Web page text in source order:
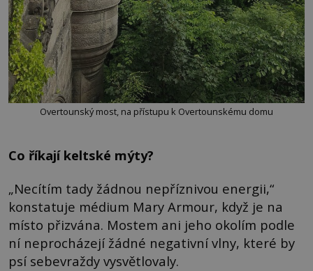
Overtounský most, na přístupu k Overtounskému domu
Co říkají keltské mýty?
„Necítím tady žádnou nepříznivou energii,“
konstatuje médium Mary Armour, když je na
místo přizvána. Mostem ani jeho okolím podle
ní neprocházejí žádné negativní vlny, které by
psí sebevraždy vysvětlovaly.